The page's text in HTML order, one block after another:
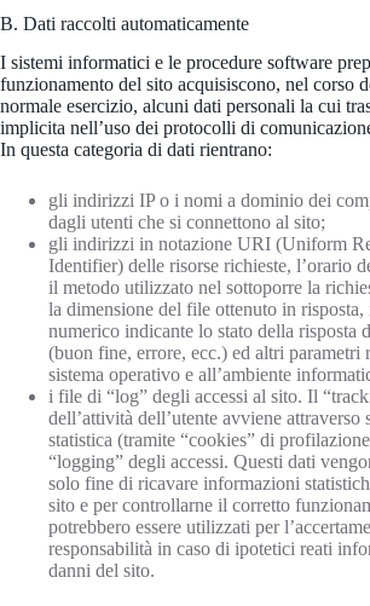
B. Dati raccolti automaticamente
I sistemi informatici e le procedure software
funzionamento del sito acquisiscono, nel corso
normale esercizio, alcuni dati personali la cui
implicita nell’uso dei protocolli di
In questa categoria di dati rientrano:
gli indirizzi IP o i nomi a dominio dei
dagli utenti che si connettono al sito;
gli indirizzi in notazione URI (Uniform
Identifier) delle risorse richieste, l’orario
il metodo utilizzato nel sottoporre la
la dimensione del file ottenuto in
numerico indicante lo stato della risposta
(buon fine, errore, ecc.) ed altri parametri
sistema operativo e all’ambiente
i file di “log” degli accessi al sito. Il
dell’attività dell’utente avviene attraverso
statistica (tramite “cookies” di
“logging” degli accessi. Questi dati
solo fine di ricavare informazioni
sito e per controllarne il corretto
potrebbero essere utilizzati per
responsabilità in caso di ipotetici reati
danni del sito.